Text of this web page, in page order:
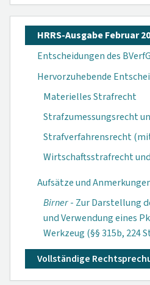
HRRS-Ausgabe Februar
Entscheidungen des
Hervorzuhebende
Materielles Strafrecht
Strafzumessungsrecht
Strafverfahrensrecht (mit
Wirtschaftsstrafrecht
Aufsätze und
Birner- Zur Darstellung
und Verwendung eines
Werkzeug (§§ 315b, 224
Vollständige